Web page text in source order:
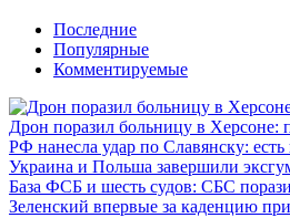
Последние
Популярные
Комментируемые
Дрон поразил больницу в Херсоне:
РФ нанесла удар по Славянску:
Украина и Польша завершили
База ФСБ и шесть судов: СБС
Зеленский впервые за каденцию